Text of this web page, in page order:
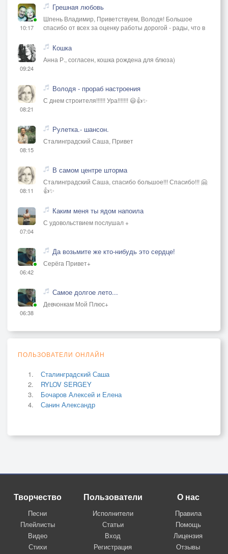
10:17
Грешная любовь
Шпень Владимир, Приветствуем, Володя! Большое
спасибо от всех за оценку работы дорогой - рады, что в
09:24
Кошка
Анна Р., согласен, кошка рождена для блюза)
08:21
Володя - прораб настроения
С днем строителя!!!!!! Ура!!!!!!! 😃👍✨
08:15
Рулетка.- шансон.
Сталинградский Саша, Привет
08:11
В самом центре шторма
Сталинградский Саша, спасибо большое!!! Спасибо!!! 🤗
👍✨
07:04
Каким меня ты ядом напоила
С удовольствием послушал +
06:42
Да возьмите же кто-нибудь это сердце!
Серёга Привет+
06:38
Самое долгое лето...
Девчонкам Мой Плюс+
ПОЛЬЗОВАТЕЛИ ОНЛАЙН
Сталинградский Саша
RYLOV SERGEY
Бочаров Алексей и Елена
Санин Александр
Творчество
Песни
Плейлисты
Видео
Стихи
Пользователи
Исполнители
Статьи
Вход
Регистрация
О нас
Правила
Помощь
Лицензия
Отзывы